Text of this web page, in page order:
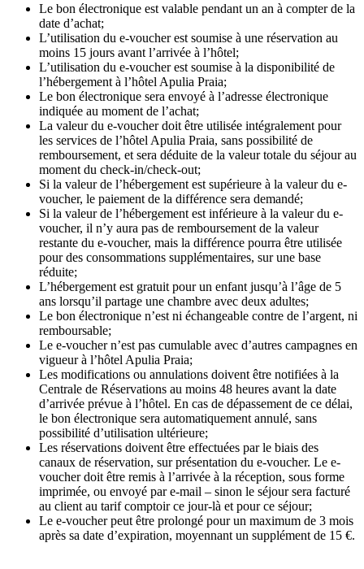
Le bon électronique est valable pendant un an à compter de la
date d’achat;
L’utilisation du e-voucher est soumise à une réservation au
moins 15 jours avant l’arrivée à l’hôtel;
L’utilisation du e-voucher est soumise à la disponibilité de
l’hébergement à l’hôtel Apulia Praia;
Le bon électronique sera envoyé à l’adresse électronique
indiquée au moment de l’achat;
La valeur du e-voucher doit être utilisée intégralement pour
les services de l’hôtel Apulia Praia, sans possibilité de
remboursement, et sera déduite de la valeur totale du séjour au
moment du check-in/check-out;
Si la valeur de l’hébergement est supérieure à la valeur du e-
voucher, le paiement de la différence sera demandé;
Si la valeur de l’hébergement est inférieure à la valeur du e-
voucher, il n’y aura pas de remboursement de la valeur
restante du e-voucher, mais la différence pourra être utilisée
pour des consommations supplémentaires, sur une base
réduite;
L’hébergement est gratuit pour un enfant jusqu’à l’âge de 5
ans lorsqu’il partage une chambre avec deux adultes;
Le bon électronique n’est ni échangeable contre de l’argent, ni
remboursable;
Le e-voucher n’est pas cumulable avec d’autres campagnes en
vigueur à l’hôtel Apulia Praia;
Les modifications ou annulations doivent être notifiées à la
Centrale de Réservations au moins 48 heures avant la date
d’arrivée prévue à l’hôtel. En cas de dépassement de ce délai,
le bon électronique sera automatiquement annulé, sans
possibilité d’utilisation ultérieure;
Les réservations doivent être effectuées par le biais des
canaux de réservation, sur présentation du e-voucher. Le e-
voucher doit être remis à l’arrivée à la réception, sous forme
imprimée, ou envoyé par e-mail – sinon le séjour sera facturé
au client au tarif comptoir ce jour-là et pour ce séjour;
Le e-voucher peut être prolongé pour un maximum de 3 mois
après sa date d’expiration, moyennant un supplément de 15 €.